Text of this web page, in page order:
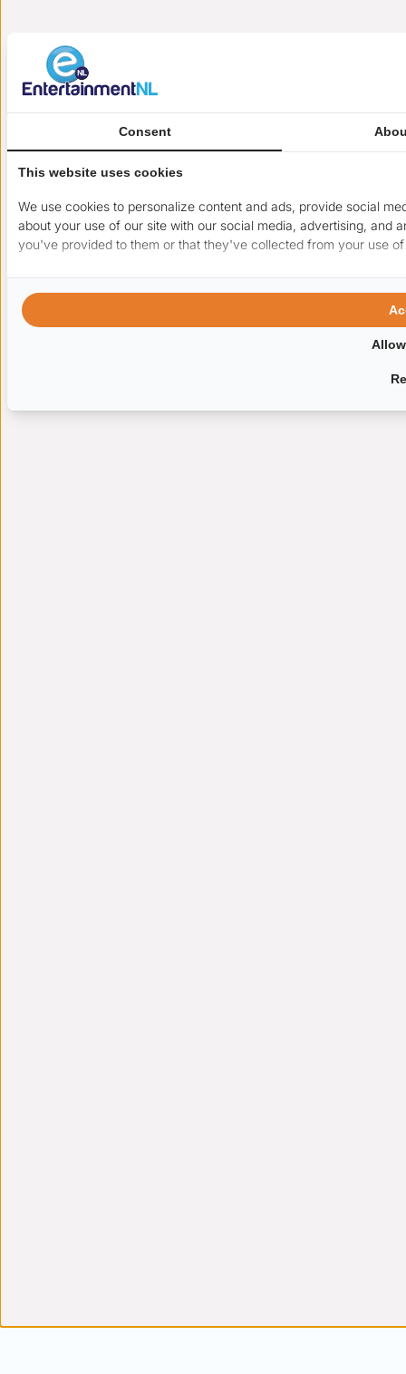
Consent
This website uses cookies
We use cookies to personalize content and ads, provide social
about your use of our site with our social media, advertising, and
you've provided to them or that they've collected from your use